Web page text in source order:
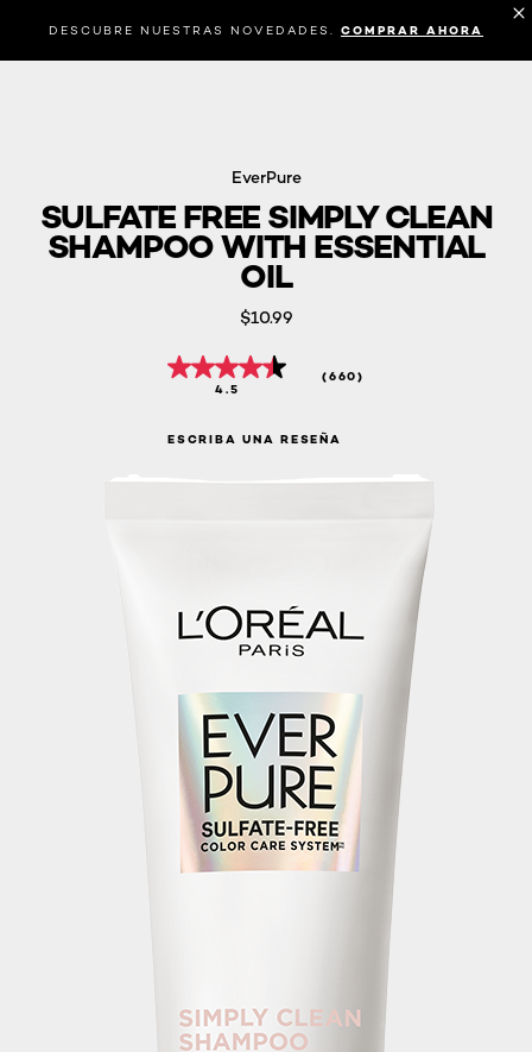
DESCUBRE NUESTRAS NOVEDADES. COMPRAR AHORA
EverPure
SULFATE FREE SIMPLY CLEAN
SHAMPOO WITH ESSENTIAL
OIL
$10.99
4.5
(660)
ESCRIBA UNA RESEÑA